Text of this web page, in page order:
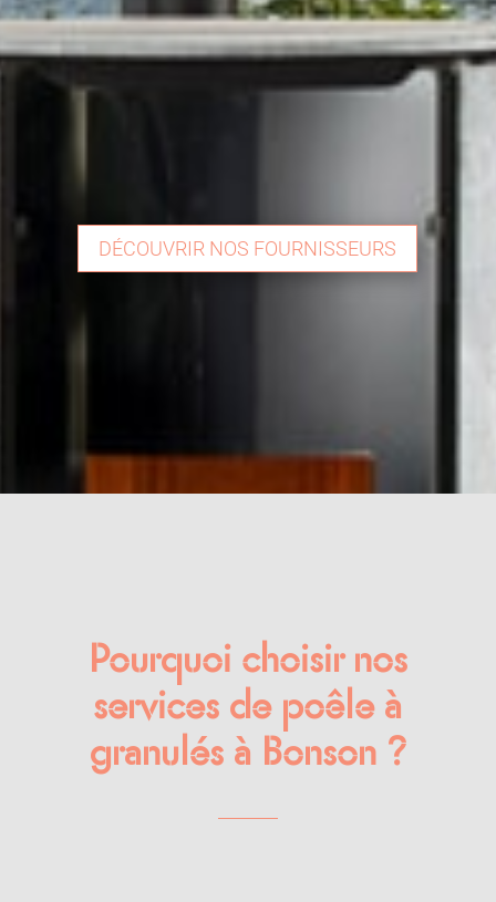
DÉCOUVRIR NOS FOURNISSEURS
Pourquoi choisir nos
services de poêle à
granulés à Bonson ?